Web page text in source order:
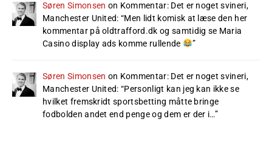
Søren Simonsen on Kommentar: Det er noget svineri,
Manchester United: “Men lidt komisk at læse den her
kommentar på oldtrafford.dk og samtidig se Maria
Casino display ads komme rullende
”
Søren Simonsen on Kommentar: Det er noget svineri,
Manchester United: “Personligt kan jeg kan ikke se
hvilket fremskridt sportsbetting måtte bringe
fodbolden andet end penge og dem er der i…”